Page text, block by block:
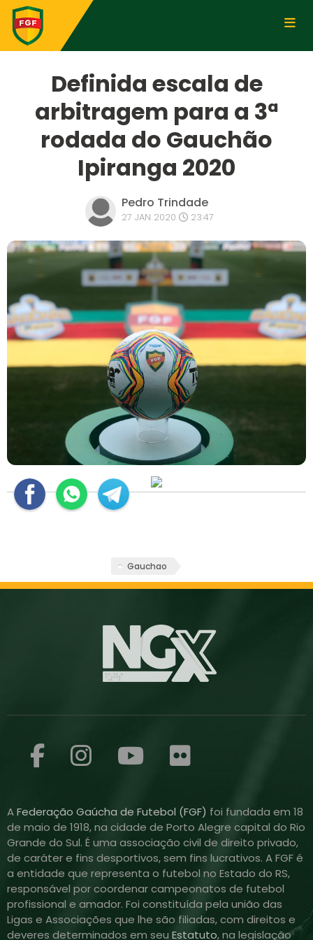
Definida escala de
arbitragem para a 3ª
rodada do Gauchão
Ipiranga 2020
Pedro Trindade
27 JAN 2020 23:47
Gauchao
AFederação Gaúcha de Futebol (FGF) foi fundada em 18
de maio de 1918, na cidade de Porto Alegre capital do Rio
Grande do Sul. É uma associação civil de direito privado,
de caráter e fins desportivos, sem fins lucrativos. A FGF é
a entidade que representa o futebol no Estado do RS,
responsável por coordenar campeonatos de futebol
profissional e amador. Foi constituída pela união das
Ligas e Associações que lhe são filiadas, com direitos e
deveres determinados em seu Estatuto, na legislação